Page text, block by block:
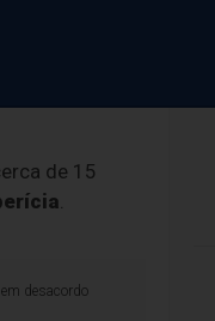
Corpo de
de 15
desacordo